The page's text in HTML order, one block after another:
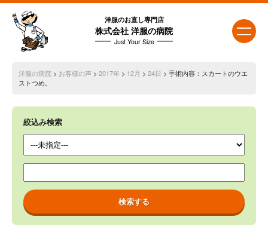
洋服のお直し専門店
株式会社 洋服の病院
Just Your Size
洋服の病院 > お客様の声> 2017年 > 12月 > 24日 > 手術内容：スカートのウエ
ストつめ。
絞込み検索